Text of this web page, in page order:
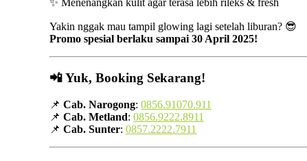
✨ Menenangkan kulit agar terasa lebih rileks & fresh
Yakin nggak mau tampil glowing lagi setelah liburan? 😎
Promo spesial berlaku sampai 30 April 2025!
📲 Yuk, Booking Sekarang!
📌 Cab. Narogong: 0856.91070.911
📌 Cab. Metland: 0856.9222.8911
📌 Cab. Sunter: 0857.2222.7911